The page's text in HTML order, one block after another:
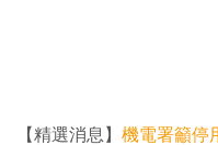
【精選消息】 機電署籲停